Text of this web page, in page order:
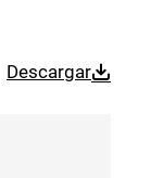
Descargar